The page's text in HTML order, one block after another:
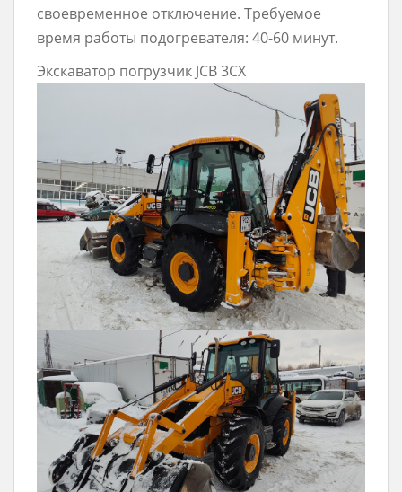
своевременное отключение. Требуемое
время работы подогревателя: 40-60 минут.
Экскаватор погрузчик JCB 3CX